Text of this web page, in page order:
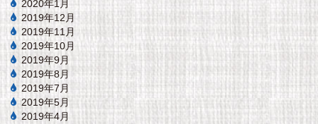
2020年1月
2019年12月
2019年11月
2019年10月
2019年9月
2019年8月
2019年7月
2019年5月
2019年4月